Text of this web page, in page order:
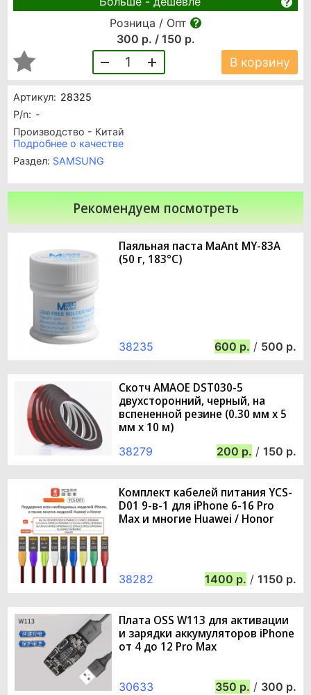
Артикул: 28325
P/n: -
Производство - Китай
Подробнее о качестве
Раздел: SAMSUNG
Розница / Опт
300 р. / 150 р.
1 В корзину
Рекомендуем посмотреть
Паяльная паста MaAnt MY-83A
(50 г, 183°C)
38235 600 / 500
Скотч AMAOE DST030-5
двухсторонний, черный, на
вспененной резине (0.30 мм х 5
мм х 10 м)
38279 200 / 150
Комплект кабелей питания YCS-
D01 9-в-1 для iPhone 6-16 Pro
Max и многие Huawei / Honor
38282 1400 / 1150
Плата OSS W113 для активации
и зарядки аккумуляторов iPhone
от 4 до 12 Pro Max
30633 350 / 300